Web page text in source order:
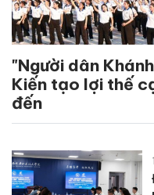
"Người dân
Kiến tạo lợi thế
đến